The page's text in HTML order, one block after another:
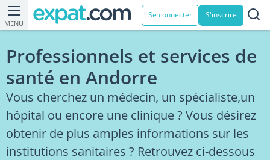
MENU
Se connecter S'inscrire
Professionnels et services de
santé en Andorre
Vous cherchez un médecin, un spécialiste,un
hôpital ou encore une clinique ? Vous désirez
obtenir de plus amples informations sur les
institutions sanitaires ? Retrouvez ci-dessous